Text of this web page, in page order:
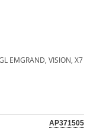
VISION, X7
AP371505